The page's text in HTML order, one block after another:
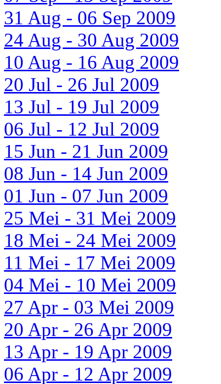
31 Aug - 06 Sep 2009
24 Aug - 30 Aug 2009
10 Aug - 16 Aug 2009
20 Jul - 26 Jul 2009
13 Jul - 19 Jul 2009
06 Jul - 12 Jul 2009
15 Jun - 21 Jun 2009
08 Jun - 14 Jun 2009
01 Jun - 07 Jun 2009
25 Mei - 31 Mei 2009
18 Mei - 24 Mei 2009
11 Mei - 17 Mei 2009
04 Mei - 10 Mei 2009
27 Apr - 03 Mei 2009
20 Apr - 26 Apr 2009
13 Apr - 19 Apr 2009
06 Apr - 12 Apr 2009